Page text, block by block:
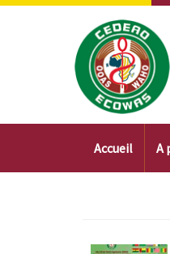
Aller
Main
Accueil A
Image